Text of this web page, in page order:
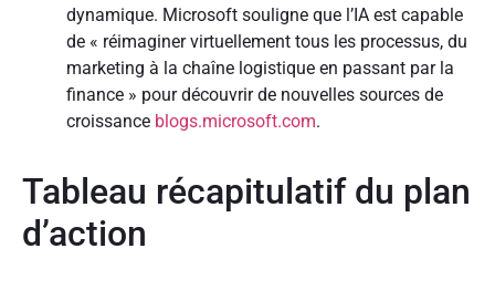
dynamique. Microsoft souligne que l’IA est capable
de « réimaginer virtuellement tous les processus, du
marketing à la chaîne logistique en passant par la
finance » pour découvrir de nouvelles sources de
croissance blogs.microsoft.com.
Tableau récapitulatif du plan
d’action